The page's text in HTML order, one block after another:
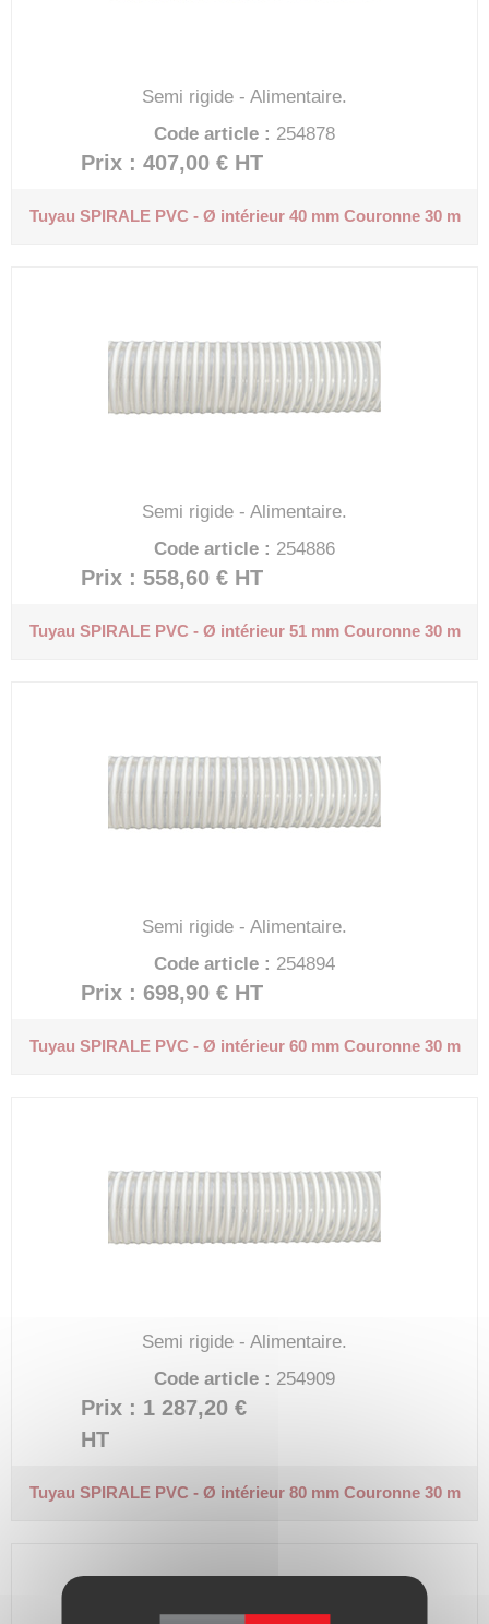
Semi rigide - Alimentaire.
Code article : 254878
Prix : 407,00 € HT
Tuyau SPIRALE PVC - Ø intérieur 40 mmCouronne 30 m
Semi rigide - Alimentaire.
Code article : 254886
Prix : 558,60 € HT
Tuyau SPIRALE PVC - Ø intérieur 51 mmCouronne 30 m
Semi rigide - Alimentaire.
Code article : 254894
Prix : 698,90 € HT
Tuyau SPIRALE PVC - Ø intérieur 60 mmCouronne 30 m
Semi rigide - Alimentaire.
Code article : 254909
Prix : 1 287,20 €
HT
Tuyau SPIRALE PVC - Ø intérieur 80 mmCouronne 30 m